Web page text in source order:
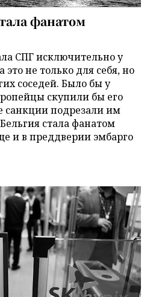
фанатом
СПГ исключительно у
не только для себя, но
соседей. Было бы у
скупили бы его
санкции подрезали им
стала фанатом
и в преддверии эмбарго